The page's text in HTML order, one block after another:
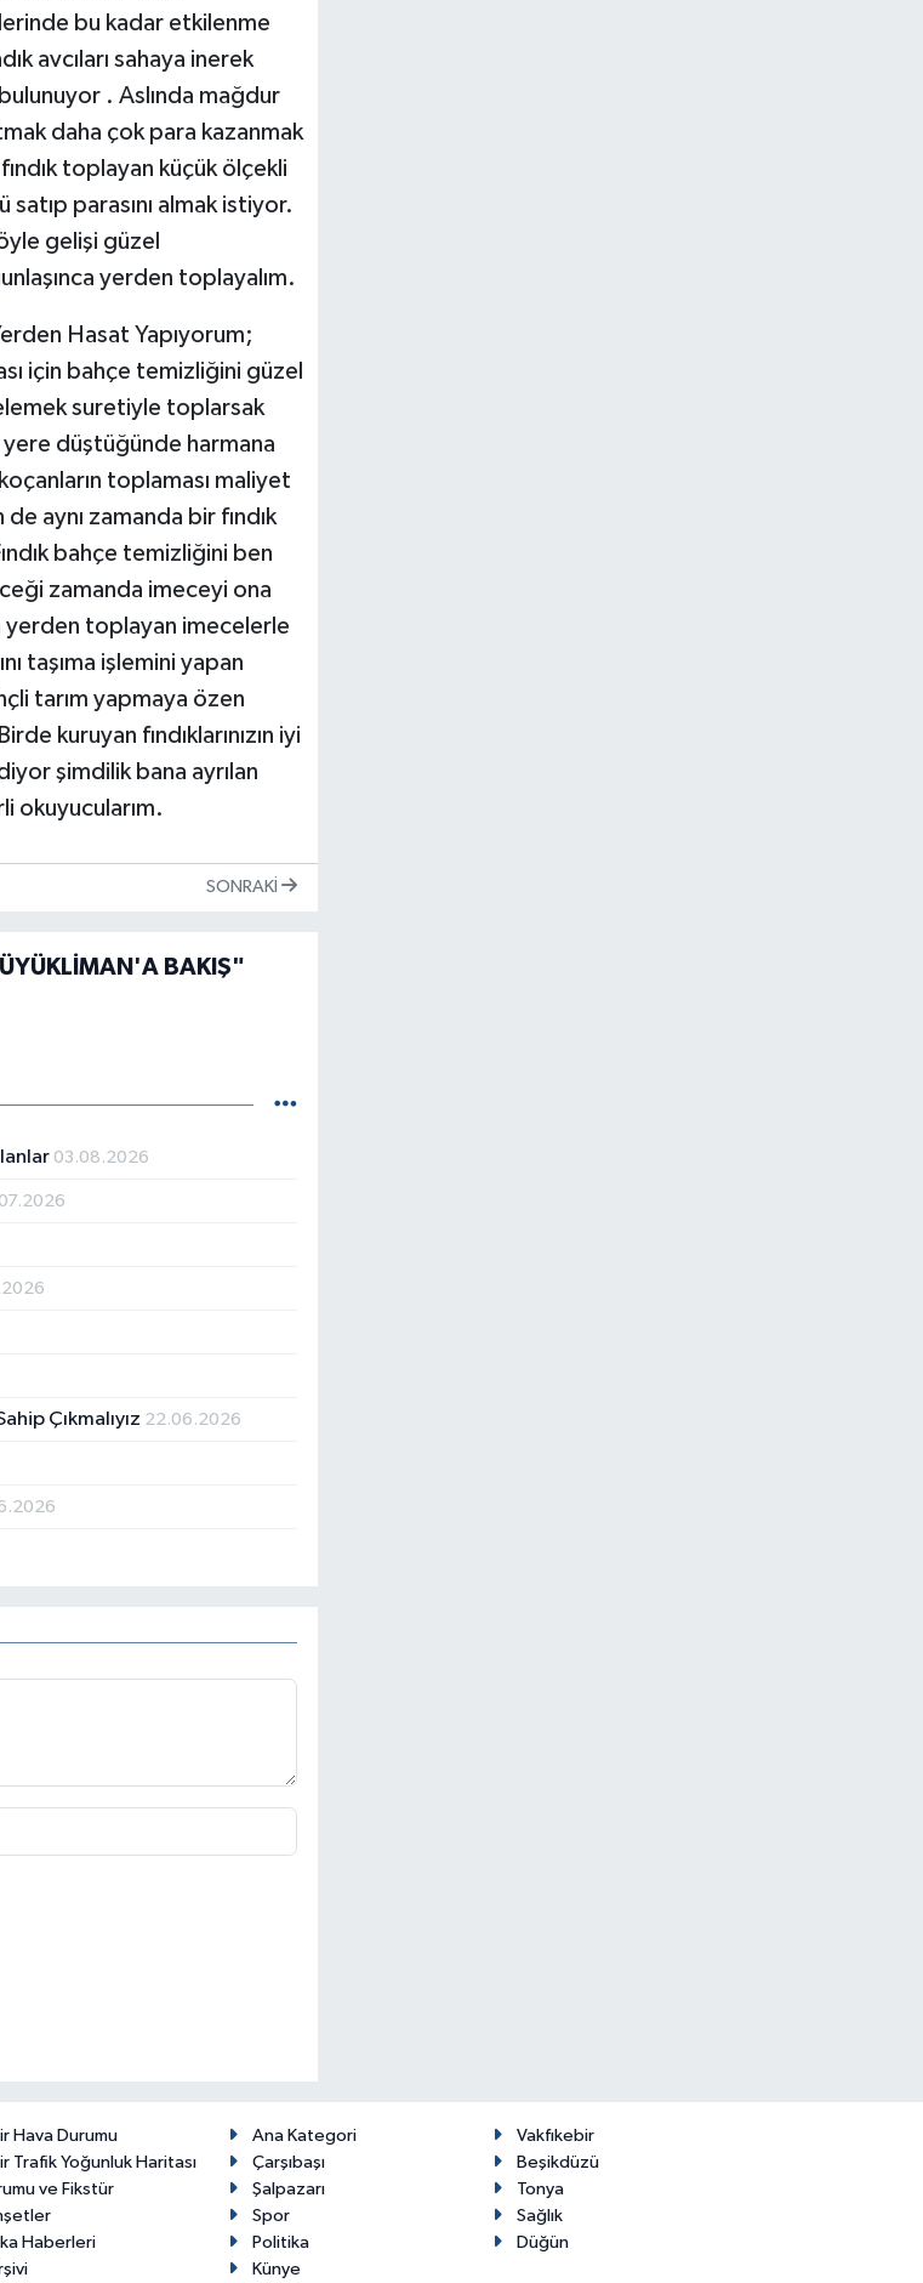
bu kadar etkilenme
avcıları sahaya inerek
. Aslında mağdur
daha çok para kazanmak
toplayan küçük ölçekli
satıp parasını almak istiyor.
gelişi güzel
yerden toplayalım.
Hasat Yapıyorum;
için bahçe temizliğini güzel
suretiyle toplarsak
yere düştüğünde harmana
toplaması maliyet
aynı zamanda bir fındık
bahçe temizliğini ben
zamanda imeceyi ona
yerden toplayan imecelerle
taşıma işlemini yapan
tarım yapmaya özen
kuruyan fındıklarınızın iyi
şimdilik bana ayrılan
okuyucularım.
SONRAKI
BAKIŞ"
03.08.2026
Çıkmalıyız 22.06.2026
Hava Durumu
Trafik Yoğunluk Haritası
ve Fikstür
Haberleri
Ana Kategori
Vakfıkebir
Çarşıbaşı
Beşikdüzü
Şalpazarı
Tonya
Spor
Sağlık
Politika
Düğün
Künye